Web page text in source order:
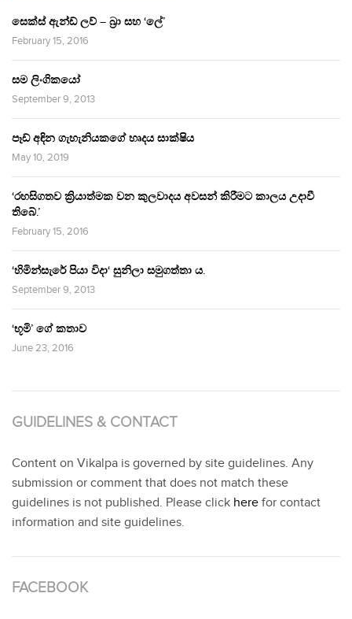
සෙක්ස් ඇන්ඩ් ලව් – බ්‍රා සහ ‘ලේ’
February 15, 2016
සම ලිංගිකයෝ
September 9, 2013
පෑඩ් අඳින ගැහැනියකගේ හෘදය සාක්ෂිය
May 10, 2019
‘රහසිගතව ක්‍රියාත්මක වන කුලවාදය අවසන් කිරීමට කාලය උදාවී
තිබේ.’
February 15, 2016
‘හිමින්සැරේ පියා විදා‘ සුනිලා සමුගත්තා ය.
September 9, 2013
‘භූමි’ ගේ කතාව
June 23, 2016
GUIDELINES & CONTACT
Content on Vikalpa is governed by site guidelines. Any
submission or comment that does not match these
guidelines is not published. Please click here for contact
information and site guidelines.
FACEBOOK